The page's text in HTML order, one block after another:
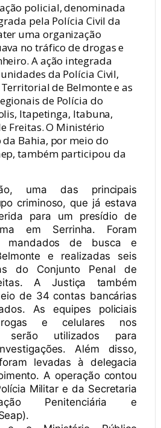
policial, denominada
pela Polícia Civil da
uma organização
no tráfico de drogas e
A ação integrada
da Polícia Civil,
de Belmonte e as
de Polícia do
Itapetinga, Itabuna,
Freitas. O Ministério
Bahia, por meio do
também participou da
uma das principais
criminoso, que já estava
para um presídio de
em Serrinha. Foram
mandados de busca e
e realizadas seis
do Conjunto Penal de
A Justiça também
de 34 contas bancárias
As equipes policiais
e celulares nos
serão utilizados para
Além disso,
levadas à delegacia
A operação contou
Militar e da Secretaria
Penitenciária e